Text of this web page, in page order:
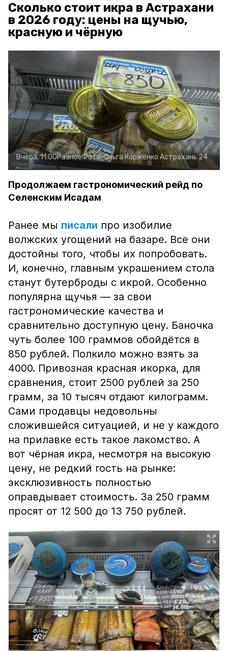
Сколько стоит икра в Астрахани
в 2026 году: цены на щучью,
красную и чёрную
Вчера, 11:00РазноеФото:Ольга Корженко Астрахань 24
Продолжаем гастрономический рейд по
Селенским Исадам
Ранее мы писали про изобилие
волжских угощений на базаре. Все они
достойны того, чтобы их попробовать.
И, конечно, главным украшением стола
станут бутерброды с икрой. Особенно
популярна щучья — за свои
гастрономические качества и
сравнительно доступную цену. Баночка
чуть более 100 граммов обойдётся в
850 рублей. Полкило можно взять за
4000. Привозная красная икорка, для
сравнения, стоит 2500 рублей за 250
грамм, за 10 тысяч отдают килограмм.
Сами продавцы недовольны
сложившейся ситуацией, и не у каждого
на прилавке есть такое лакомство. А
вот чёрная икра, несмотря на высокую
цену, не редкий гость на рынке:
эксклюзивность полностью
оправдывает стоимость. За 250 грамм
просят от 12 500 до 13 750 рублей.